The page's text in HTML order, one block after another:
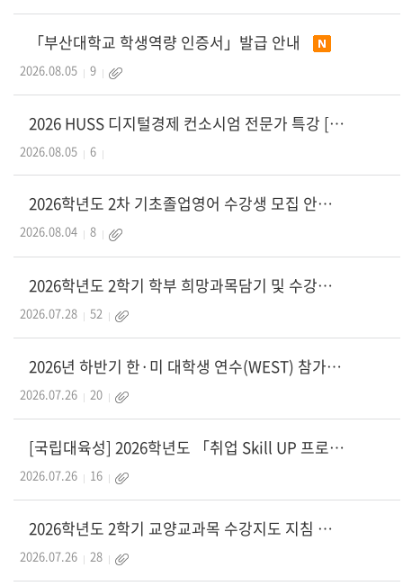
「부산대학교 학생역량 인증서」발급 안내
2026.08.05 9
2026 HUSS 디지털경제 컨소시엄 전문가 특강 [AI 시대, 인문학을 배워야 하는 이유
2026.08.05 6
2026학년도 2차 기초졸업영어 수강생 모집 안내
2026.08.04 8
2026학년도 2학기 학부 희망과목담기 및 수강신청(대기순번제) 안내
2026.07.28 52
2026년 하반기 한·미 대학생 연수(WEST) 참가자 모집 안내
2026.07.26 20
[국립대육성] 2026학년도 「취업 Skill UP 프로그램(1차)」모집 안내
2026.07.26 16
2026학년도 2학기 교양교과목 수강지도 지침 안내
2026.07.26 28